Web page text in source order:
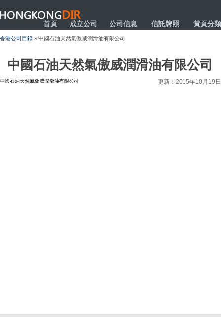
HONGKONGDIR
首頁 成立公司 公司信息 信託牌照 黃頁分類
香港公司目錄 » 中國石油天然氣傲威潤滑油有限公司
中國石油天然氣傲威潤滑油有限公司
中國石油天然氣傲威潤滑油有限公司 更新：2015年10月19日